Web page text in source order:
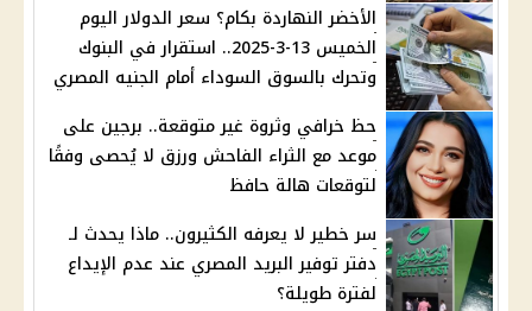
الأخضر النهاردة بكام؟ سعر الدولار اليوم
الخميس 13-3-2025.. استقرار في البنوك
وتحرك بالسوق السوداء أمام الجنيه المصري
حظ خرافي وثروة غير متوقعة.. برجين على
موعد مع الثراء الفاحش ورزق لا يُحصى وفقًا
لتوقعات هالة حافظ
سر خطير لا يعرفه الكثيرون.. ماذا يحدث لـ
دفتر توفير البريد المصري عند عدم الإيداع
لفترة طويلة؟